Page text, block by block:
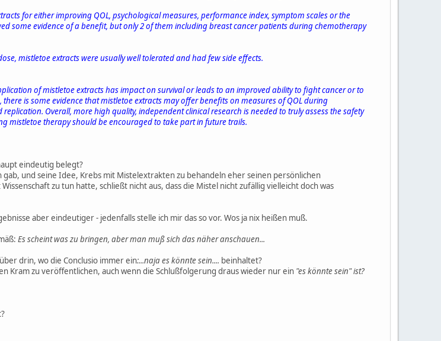
for either improving QOL, psychological measures, performance index, symptom scales or the
some evidence of a benefit, but only 2 of them including breast cancer patients during chemotherapy
mistletoe extracts were usually well tolerated and had few side effects.
of mistletoe extracts has impact on survival or leads to an improved ability to fight cancer or to
is some evidence that mistletoe extracts may offer benefits on measures of QOL during
Overall, more high quality, independent clinical research is needed to truly assess the safety
mistletoe therapy should be encouraged to take part in future trails.
eindeutig belegt?
gab, und seine Idee, Krebs mit Mistelextrakten zu behandeln eher seinen persönlichen
zu tun hatte, schließt nicht aus, dass die Mistel nicht zufällig vielleicht doch was
aber eindeutiger - jedenfalls stelle ich mir das so vor. Wos ja nix heißen muß.
Es scheint was zu bringen, aber man muß sich das näher anschauen...
drin, wo die Conclusio immer ein:...naja es könnte sein.... beinhaltet?
Kram zu veröffentlichen, auch wenn die Schlußfolgerung draus wieder nur ein "es könnte sein" ist?